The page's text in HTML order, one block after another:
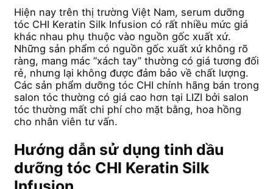
Hiện nay trên thị trường Việt Nam, serum dưỡng
tóc CHI Keratin Silk Infusion có rất nhiều mức giá
khác nhau phụ thuộc vào nguồn gốc xuất xứ.
Những sản phẩm có nguồn gốc xuất xứ không rõ
ràng, mang mác “xách tay” thường có giá tương đối
rẻ, nhưng lại không được đảm bảo về chất lượng.
Các sản phẩm dưỡng tóc CHI chính hãng bán trong
salon tóc thường có giá cao hơn tại LIZI bởi salon
tóc thường mất chi phí cho mặt bằng, hoa hồng
cho nhân viên tư vấn.
Hướng dẫn sử dụng tinh dầu
dưỡng tóc CHI Keratin Silk